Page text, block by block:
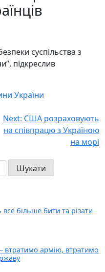
суспільства з
підкреслив
України
Next: США розраховують
на співпрацю з Україною
на морі
більше бити та різати
втратимо армію, втратимо